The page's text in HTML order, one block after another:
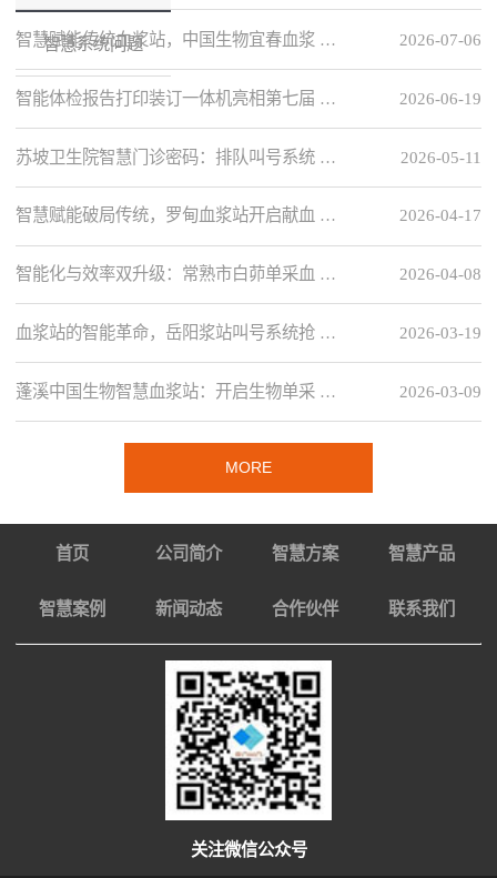
智慧系统问题 2026-07-06
智慧赋能传统血浆站，中国生物宜春血浆 …
2026-06-19
智能体检报告打印装订一体机亮相第七届 …
2026-05-11
苏坡卫生院智慧门诊密码：排队叫号系统 …
2026-04-17
智慧赋能破局传统，罗甸血浆站开启献血 …
2026-04-08
智能化与效率双升级：常熟市白茆单采血 …
2026-03-19
血浆站的智能革命，岳阳浆站叫号系统抢 …
2026-03-09
蓬溪中国生物智慧血浆站：开启生物单采 …
MORE
首页 公司简介 智慧方案 智慧产品
智慧案例 新闻动态 合作伙伴 联系我们
关注微信公众号